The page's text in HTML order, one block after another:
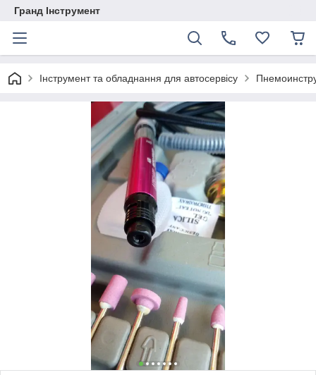
Гранд Інструмент
Інструмент та обладнання для автосервісу